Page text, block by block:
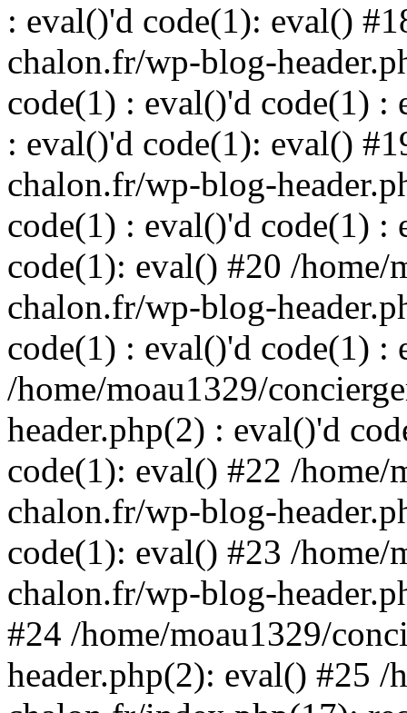
: eval()'d code(1): eval()
chalon.fr/wp-blog-
code(1) : eval()'d code(1) :
: eval()'d code(1): eval()
chalon.fr/wp-blog-
code(1) : eval()'d code(1) :
code(1): eval() #20 /home/
chalon.fr/wp-blog-
code(1) : eval()'d code(1) :
/home/moau1329/
header.php(2) : eval()'d
code(1): eval() #22 /home/
chalon.fr/wp-blog-
code(1): eval() #23 /home/
chalon.fr/wp-blog-
#24 /home/moau1329/
header.php(2): eval() #25 /